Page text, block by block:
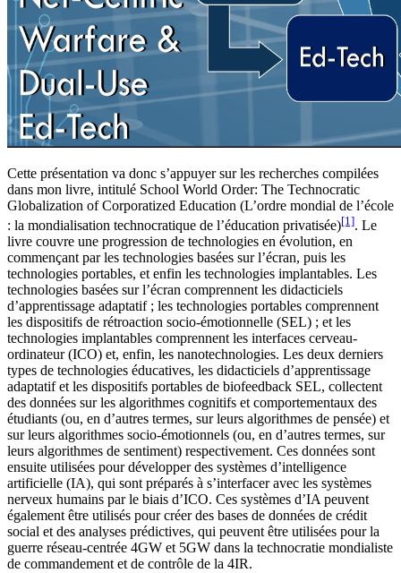
Cette présentation va donc s’appuyer sur les recherches compilées
dans mon livre, intitulé School World Order: The Technocratic
Globalization of Corporatized Education (L’ordre mondial de l’école
: la mondialisation technocratique de l’éducation privatisée)[1]. Le
livre couvre une progression de technologies en évolution, en
commençant par les technologies basées sur l’écran, puis les
technologies portables, et enfin les technologies implantables. Les
technologies basées sur l’écran comprennent les didacticiels
d’apprentissage adaptatif ; les technologies portables comprennent
les dispositifs de rétroaction socio-émotionnelle (SEL) ; et les
technologies implantables comprennent les interfaces cerveau-
ordinateur (ICO) et, enfin, les nanotechnologies. Les deux derniers
types de technologies éducatives, les didacticiels d’apprentissage
adaptatif et les dispositifs portables de biofeedback SEL, collectent
des données sur les algorithmes cognitifs et comportementaux des
étudiants (ou, en d’autres termes, sur leurs algorithmes de pensée) et
sur leurs algorithmes socio-émotionnels (ou, en d’autres termes, sur
leurs algorithmes de sentiment) respectivement. Ces données sont
ensuite utilisées pour développer des systèmes d’intelligence
artificielle (IA), qui sont préparés à s’interfacer avec les systèmes
nerveux humains par le biais d’ICO. Ces systèmes d’IA peuvent
également être utilisés pour créer des bases de données de crédit
social et des analyses prédictives, qui peuvent être utilisées pour la
guerre réseau-centrée 4GW et 5GW dans la technocratie mondialiste
de commandement et de contrôle de la 4IR.